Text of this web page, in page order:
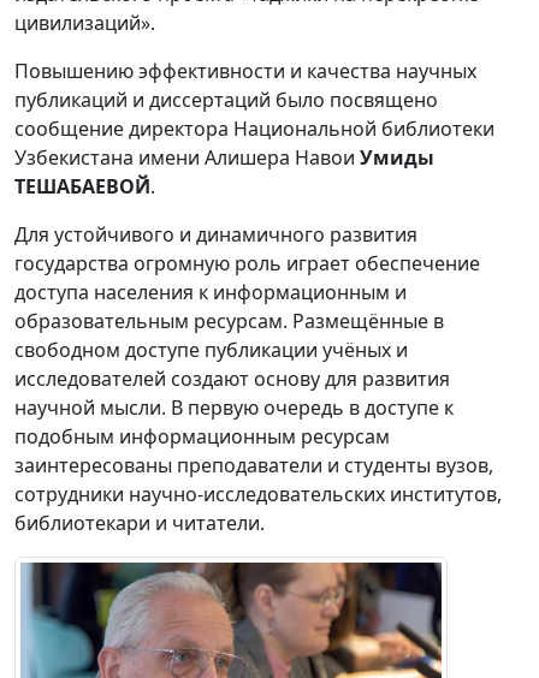
цивилизаций».
Повышению эффективности и качества научных
публикаций и диссертаций было посвящено
сообщение директора Национальной библиотеки
Узбекистана имени Алишера Навои Умиды
ТЕШАБАЕВОЙ.
Для устойчивого и динамичного развития
государства огромную роль играет обеспечение
доступа населения к информационным и
образовательным ресурсам. Размещённые в
свободном доступе публикации учёных и
исследователей создают основу для развития
научной мысли. В первую очередь в доступе к
подобным информационным ресурсам
заинтересованы преподаватели и студенты вузов,
сотрудники научно-исследовательских институтов,
библиотекари и читатели.